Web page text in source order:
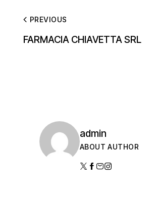
PREVIOUS
FARMACIA CHIAVETTA SRL
admin
ABOUT AUTHOR